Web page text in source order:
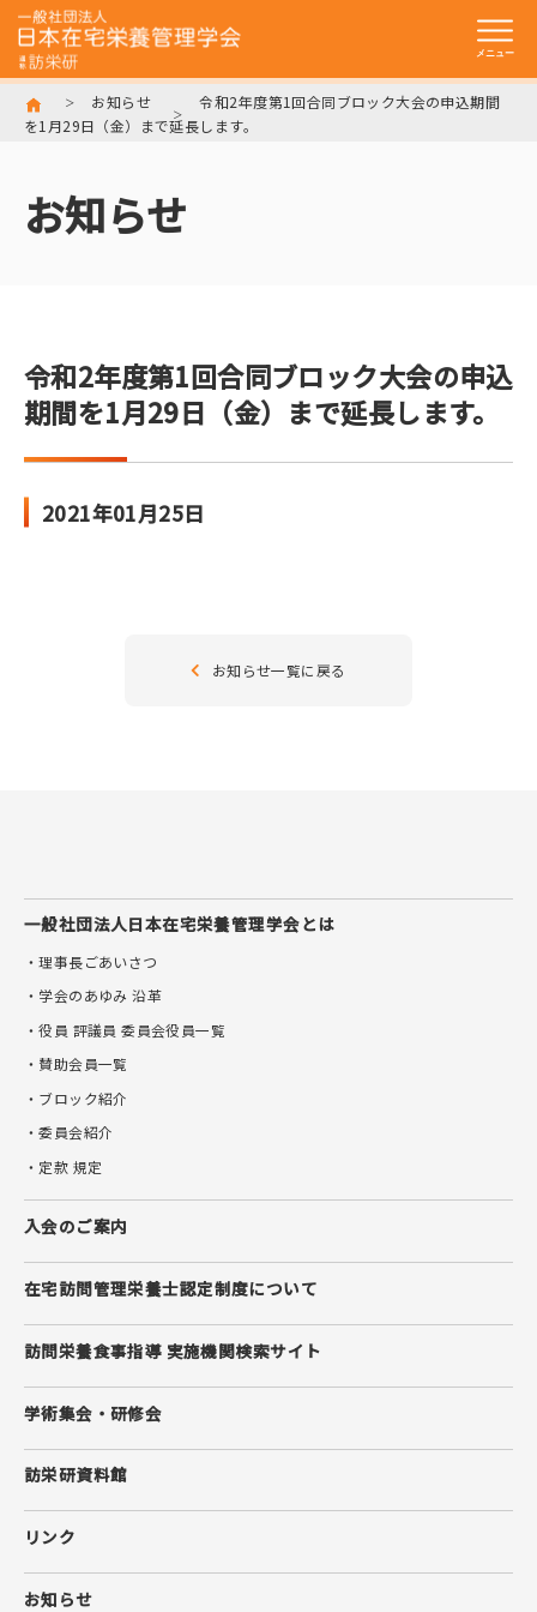
トップ
一般社団法人 日本在宅栄養管理学会とは
在宅訪問管理栄養士認定制度について
訪栄研資料館
リンク
お知らせ
令和2年度第1回合同ブロック大会の申込期間
を1月29日（金）まで延長します。
お知らせ
令和2年度第1回合同ブロック大会の申込
期間を1月29日（金）まで延長します。
2021年01月25日
お知らせ一覧に戻る
一般社団法人日本在宅栄養管理学会とは
・理事長ごあいさつ
・学会のあゆみ 沿革
・役員 評議員 委員会役員一覧
・賛助会員一覧
・ブロック紹介
・委員会紹介
・定款 規定
入会のご案内
在宅訪問管理栄養士認定制度について
訪問栄養食事指導 実施機関検索サイト
学術集会・研修会
訪栄研資料館
リンク
お知らせ